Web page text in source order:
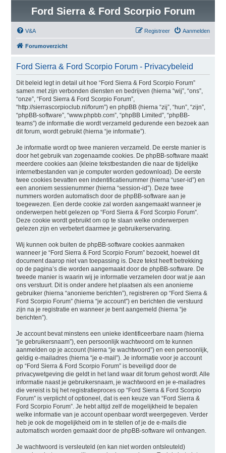
Ford Sierra & Ford Scorpio Forum
V&A Aanmelden
Registreer
Forumoverzicht
Ford Sierra & Ford Scorpio Forum - Privacybeleid
Dit beleid legt in detail uit hoe “Ford Sierra & Ford Scorpio Forum”
samen met zijn verbonden diensten en bedrijven (hierna “wij”, “ons”,
“onze”, “Ford Sierra & Ford Scorpio Forum”,
“http://sierrascorpioclub.nl/forum”) en phpBB (hierna “zij”, “hun”, “zijn”,
“phpBB-software”, “www.phpbb.com”, “phpBB Limited”, “phpBB-
teams”) de informatie die wordt verzameld gedurende een bezoek aan
dit forum, wordt gebruikt (hierna “je informatie”).
Je informatie wordt op twee manieren verzameld. De eerste manier is
door het gebruik van zogenaamde cookies. De phpBB-software maakt
meerdere cookies aan (kleine tekstbestanden die naar de tijdelijke
internetbestanden van je computer worden gedownload). De eerste
twee cookies bevatten een indentificatienummer (hierna “user-id”) en
een anoniem sessienummer (hierna “session-id”). Deze twee
nummers worden automatisch door de phpBB-software aan je
toegewezen. Een derde cookie zal worden aangemaakt wanneer je
onderwerpen hebt gelezen op “Ford Sierra & Ford Scorpio Forum”.
Deze cookie wordt gebruikt om op te slaan welke onderwerpen
gelezen zijn en verbetert daarmee je gebruikerservaring.
Wij kunnen ook buiten de phpBB-software cookies aanmaken
wanneer je “Ford Sierra & Ford Scorpio Forum” bezoekt, hoewel dit
document daarop niet van toepassing is. Deze tekst heeft betrekking
op de pagina’s die worden aangemaakt door de phpBB-software. De
tweede manier is waarin wij je informatie verzamelen door wat je aan
ons verstuurt. Dit is onder andere het plaatsen als een anonieme
gebruiker (hierna “anonieme berichten”), registreren op “Ford Sierra &
Ford Scorpio Forum” (hierna “je account”) en berichten die verstuurd
zijn na je registratie en wanneer je bent aangemeld (hierna “je
berichten”).
Je account bevat minstens een unieke identificeerbare naam (hierna
“je gebruikersnaam”), een persoonlijk wachtwoord om te kunnen
aanmelden op je account (hierna “je wachtwoord”) en een persoonlijk,
geldig e-mailadres (hierna “je e-mail”). Je informatie voor je account
op “Ford Sierra & Ford Scorpio Forum” is beveiligd door de
privacywetgeving die geldt in het land waar dit forum gehost wordt. Alle
informatie naast je gebruikersnaam, je wachtwoord en je e-mailadres
die vereist is bij het registratieproces op “Ford Sierra & Ford Scorpio
Forum” is verplicht of optioneel, dat is een keuze van “Ford Sierra &
Ford Scorpio Forum”. Je hebt altijd zelf de mogelijkheid te bepalen
welke informatie van je account openbaar wordt weergegeven. Verder
heb je ook de mogelijkheid om in te stellen of je de e-mails die
automatisch worden gemaakt door de phpBB-software wil ontvangen.
Je wachtwoord is versleuteld (en kan niet worden ontsleuteld)